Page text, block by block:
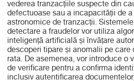
vederea tranzacțiile suspecte din
defectuoase sau a incapacității de
astronomice de tranzacții.
detectare a fraudelor vor utiliza
inteligență artificială și învățare
descoperi tipare și anomalii pe care
rata. De asemenea, vor introduce o
de verificare pentru a confirma
inclusiv autentificarea